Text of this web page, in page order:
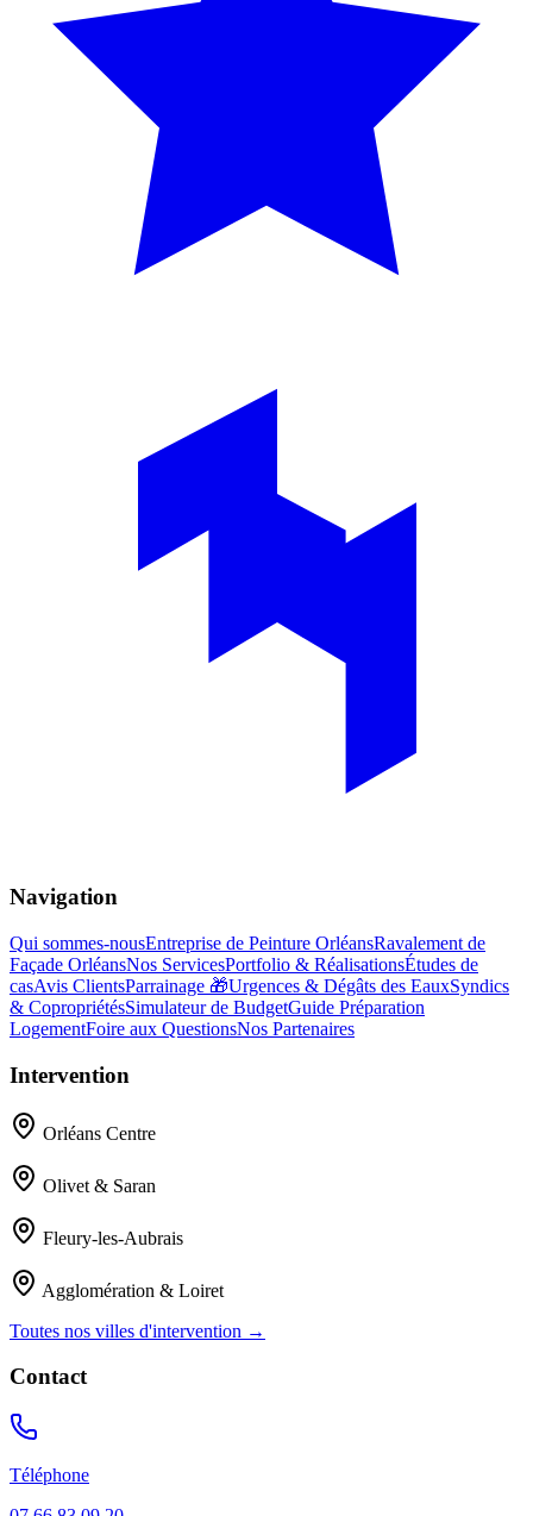
Navigation
Qui sommes-nousEntreprise de Peinture OrléansRavalement de
Façade OrléansNos ServicesPortfolio & RéalisationsÉtudes de
casAvis ClientsParrainage 🎁Urgences & Dégâts des EauxSyndics
& CopropriétésSimulateur de BudgetGuide Préparation
LogementFoire aux QuestionsNos Partenaires
Intervention
Orléans Centre
Olivet & Saran
Fleury-les-Aubrais
Agglomération & Loiret
Toutes nos villes d'intervention →
Contact
Téléphone